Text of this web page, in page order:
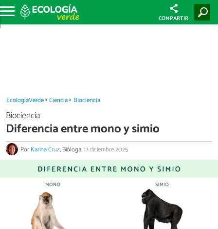
COMPARTIR
EcologíaVerde Ciencia Biociencia
Biociencia
Diferencia entre mono y simio
PorKarina Cruz, Bióloga.17 diciembre 2025